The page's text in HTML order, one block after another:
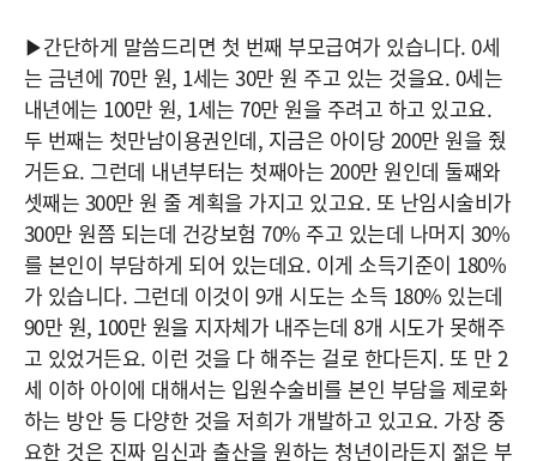
▶간단하게 말씀드리면 첫 번째 부모급여가 있습니다. 0세
는 금년에 70만 원, 1세는 30만 원 주고 있는 것을요. 0세는
내년에는 100만 원, 1세는 70만 원을 주려고 하고 있고요.
두 번째는 첫만남이용권인데, 지금은 아이당 200만 원을 줬
거든요. 그런데 내년부터는 첫째아는 200만 원인데 둘째와
셋째는 300만 원 줄 계획을 가지고 있고요. 또 난임시술비가
300만 원쯤 되는데 건강보험 70% 주고 있는데 나머지 30%
를 본인이 부담하게 되어 있는데요. 이게 소득기준이 180%
가 있습니다. 그런데 이것이 9개 시도는 소득 180% 있는데
90만 원, 100만 원을 지자체가 내주는데 8개 시도가 못해주
고 있었거든요. 이런 것을 다 해주는 걸로 한다든지. 또 만 2
세 이하 아이에 대해서는 입원수술비를 본인 부담을 제로화
하는 방안 등 다양한 것을 저희가 개발하고 있고요. 가장 중
요한 것은 진짜 임신과 출산을 원하는 청년이라든지 젊은 부